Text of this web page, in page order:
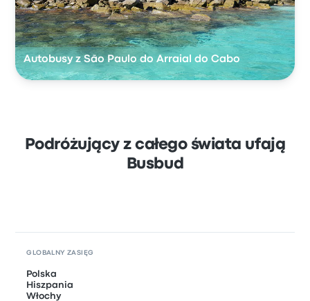
Autobusy z São Paulo do Arraial do Cabo
Podróżujący z całego świata ufają
Busbud
GLOBALNY ZASIĘG
Polska
Hiszpania
Włochy